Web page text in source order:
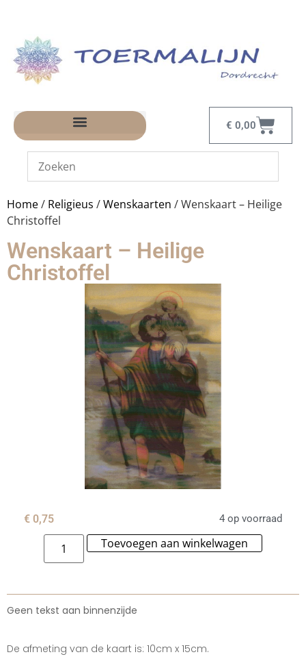
€ 0,00
Home/ Religieus /Wenskaarten / Wenskaart – Heilige
Christoffel
Wenskaart – Heilige
Christoffel
€ 0,75 4 op voorraad
Toevoegen aan winkelwagen
Geen tekst aan binnenzijde
De afmeting van de kaart is: 10cm x 15cm.